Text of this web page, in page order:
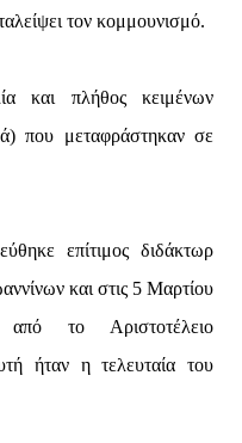
τον κομμουνισμό.
και πλήθος κειμένων
που μεταφράστηκαν σε
επίτιμος διδάκτωρ
και στις 5 Μαρτίου
το Αριστοτέλειο
ήταν η τελευταία του